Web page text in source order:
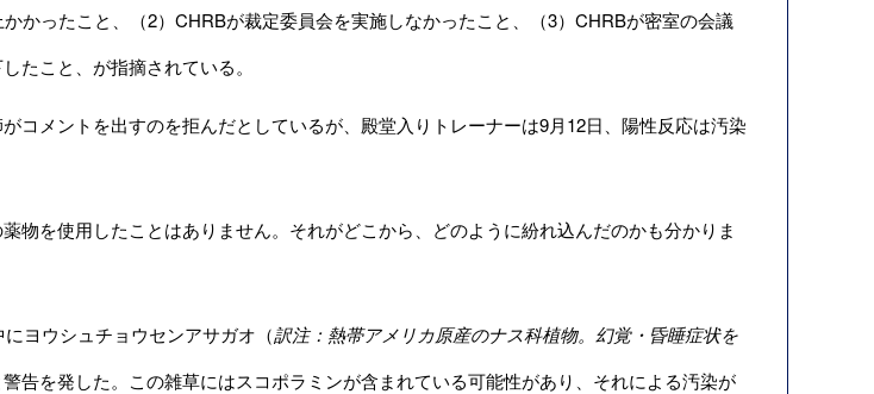
かったこと、（2）CHRBが裁定委員会を実施しなかったこと、（3）CHRBが密室の会議
たこと、が指摘されている。
コメントを出すのを拒んだとしているが、殿堂入りトレーナーは9月12日、陽性反応は汚染
物を使用したことはありません。それがどこから、どのように紛れ込んだのかも分かりま
ヨウシュチョウセンアサガオ（訳注：熱帯アメリカ原産のナス科植物。幻覚・昏睡症状を
告を発した。この雑草にはスコポラミンが含まれている可能性があり、それによる汚染が